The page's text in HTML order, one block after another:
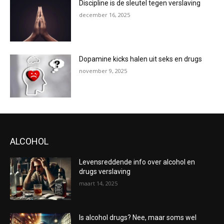
Discipline is de sleutel tegen verslaving
december 16, 2025
Dopamine kicks halen uit seks en drugs
november 9, 2025
ALCOHOL
Levensreddende info over alcohol en
drugs verslaving
maart 14, 2025
Is alcohol drugs? Nee, maar soms wel